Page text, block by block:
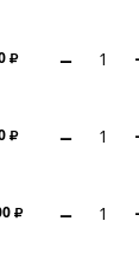
–
–
–